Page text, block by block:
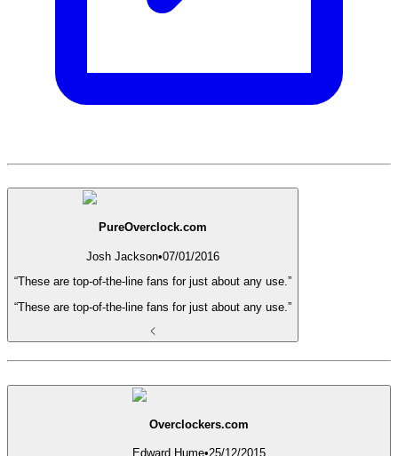
PureOverclock.com
Josh Jackson•07/01/2016
“These are top-of-the-line fans for just about any use.”
“These are top-of-the-line fans for just about any use.”
Overclockers.com
Edward Hume•25/12/2015